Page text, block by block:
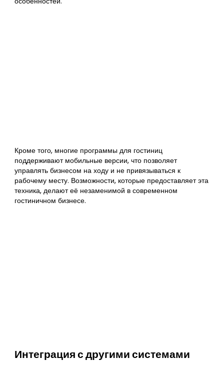
Кроме того, многие программы для гостиниц
поддерживают мобильные версии, что позволяет
управлять бизнесом на ходу и не привязываться к
рабочему месту. Возможности, которые предоставляет эта
техника, делают её незаменимой в современном
гостиничном бизнесе.
Интеграция с другими системами